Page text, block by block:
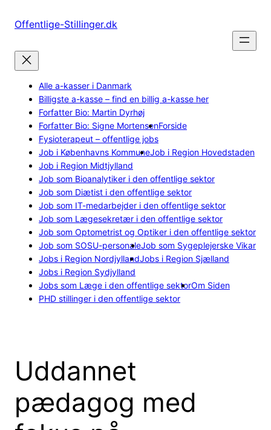
Offentlige-Stillinger.dk
Alle a-kasser i Danmark
Billigste a-kasse – find en billig a-kasse her
Forfatter Bio: Martin Dyrhøj
Forfatter Bio: Signe MortensenForside
Fysioterapeut – offentlige jobs
Job i Københavns KommuneJob i Region Hovedstaden
Job i Region Midtjylland
Job som Bioanalytiker i den offentlige sektor
Job som Diætist i den offentlige sektor
Job som IT-medarbejder i den offentlige sektor
Job som Lægesekretær i den offentlige sektor
Job som Optometrist og Optiker i den offentlige sektor
Job som SOSU-personaleJob som Sygeplejerske Vikar
Jobs i Region NordjyllandJobs i Region Sjælland
Jobs i Region Sydjylland
Jobs som Læge i den offentlige sektorOm Siden
PHD stillinger i den offentlige sektor
Uddannet
pædagog med